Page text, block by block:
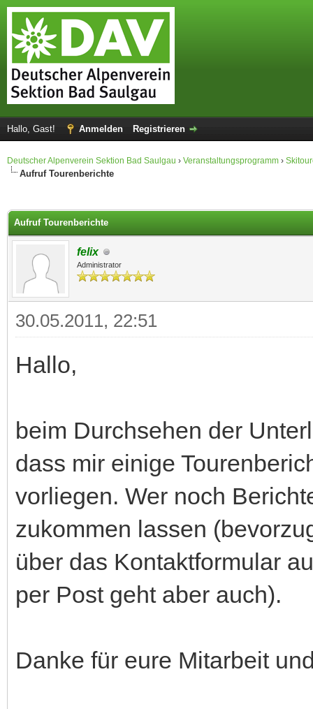
Hallo, Gast! Anmelden Registrieren
Deutscher Alpenverein Sektion Bad Saulgau › Veranstaltungsprogramm ›
Aufruf Tourenberichte
Aufruf Tourenberichte
felix
Administrator
30.05.2011, 22:51
Hallo,
beim Durchsehen der
dass mir einige
vorliegen. Wer noch
zukommen lassen
über das Kontaktformular
per Post geht aber auch).
Danke für eure Mitarbeit